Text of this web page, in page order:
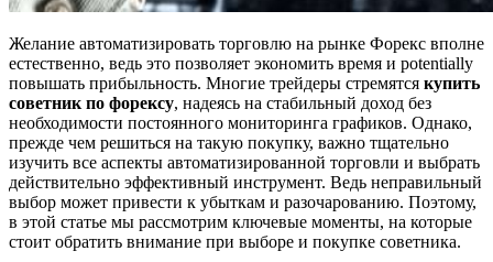
Желание автоматизировать торговлю на рынке Форекс вполне
естественно, ведь это позволяет экономить время и potentially
повышать прибыльность. Многие трейдеры стремятся купить
советник по форексу, надеясь на стабильный доход без
необходимости постоянного мониторинга графиков. Однако,
прежде чем решиться на такую покупку, важно тщательно
изучить все аспекты автоматизированной торговли и выбрать
действительно эффективный инструмент. Ведь неправильный
выбор может привести к убыткам и разочарованию. Поэтому,
в этой статье мы рассмотрим ключевые моменты, на которые
стоит обратить внимание при выборе и покупке советника.